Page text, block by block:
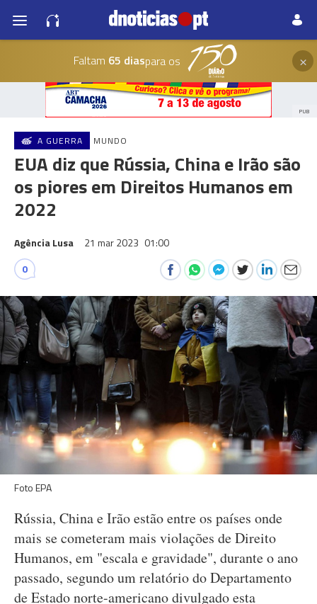
Faltam 65 diaspara os ×
PUB
A GUERRA MUNDO
EUA diz que Rússia, China e Irão são
os piores em Direitos Humanos em
2022
Agência Lusa 21 mar 2023 01:00
0
Foto EPA
Rússia, China e Irão estão entre os países onde
mais se cometeram mais violações de Direito
Humanos, em "escala e gravidade", durante o ano
passado, segundo um relatório do Departamento
de Estado norte-americano divulgado esta